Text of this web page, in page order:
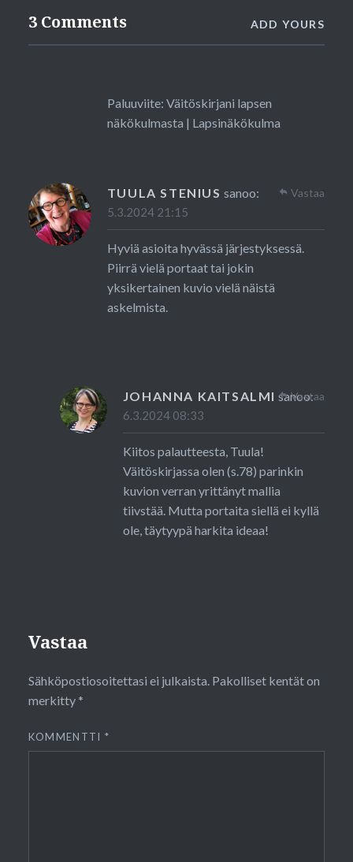
3 Comments ADD YOURS
Paluuviite: Väitöskirjani lapsen
näkökulmasta | Lapsinäkökulma
TUULA STENIUS sanoo:
5.3.2024 21:15
Hyviä asioita hyvässä järjestyksessä.
Piirrä vielä portaat tai jokin
yksikertainen kuvio vielä näistä
askelmista.
Vastaa
JOHANNA KAITSALMI sanoo:
6.3.2024 08:33
Kiitos palautteesta, Tuula!
Väitöskirjassa olen (s.78) parinkin
kuvion verran yrittänyt mallia
tiivstää. Mutta portaita siellä ei kyllä
ole, täytyypä harkita ideaa!
Vastaa
Vastaa
Sähköpostiosoitettasi ei julkaista. Pakolliset kentät on
merkitty *
KOMMENTTI *